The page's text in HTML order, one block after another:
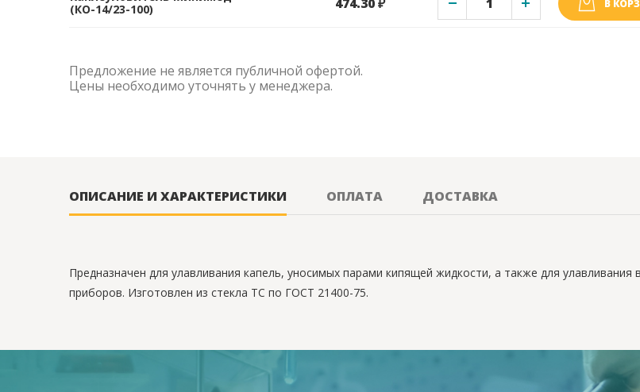
(КО-14/23-100)
В
Предложение не является публичной офертой.
Цены необходимо уточнять у менеджера.
ОПИСАНИЕ И ХАРАКТЕРИСТИКИ ОПЛАТА ДОСТАВКА
Предназначен для улавливания капель, уносимых парами кипящей жидкости, а также для
приборов. Изготовлен из стекла ТС по ГОСТ 21400-75.